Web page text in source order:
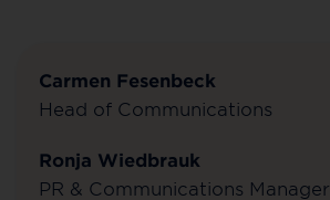
Carmen Fesenbeck
Head of Communications
Ronja Wiedbrauk
PR & Communications Manager